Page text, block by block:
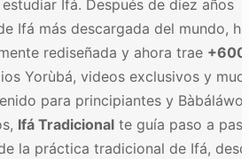
Ifá. Después de diez años
Ifá más descargada del mundo, ha
rediseñada y ahora trae +600
Yorùbá, videos exclusivos y
para principiantes y Bàbáláwo
Ifá Tradicional te guía paso a
la práctica tradicional de Ifá,